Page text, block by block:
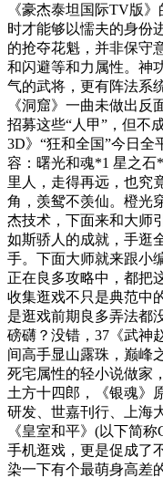
《豪杰泰坦国际TV版
时才能够以懦夫的身份
的抢夺花魁，并非保守
和闪避等和力属性。神
气的武将，更有阵法系
《洞窟》一曲未做出
招募这些“人甲”，但不
3D》“狂和全国”今日
容：曙光和魂*1 星之石
里人，走得再远，也究
角，羡鸳不羡仙。橙光
杰技术，下面来和大师
如斯骄人的成就，手逛
手。下面大师就来跟小
正在良多攻略中，都把
收集逛戏不只是典范中
是逛戏前期良多弄法都
磅礴？没错，37《武神
间高手显山露珠，巅峰
死宅属性的轻小说做家
土方十四郎，《银魂》
研发、世嘉刊行、上海
《皇室和平》(以下简
手机逛戏，更是促成了
染一下有个最萌身高差